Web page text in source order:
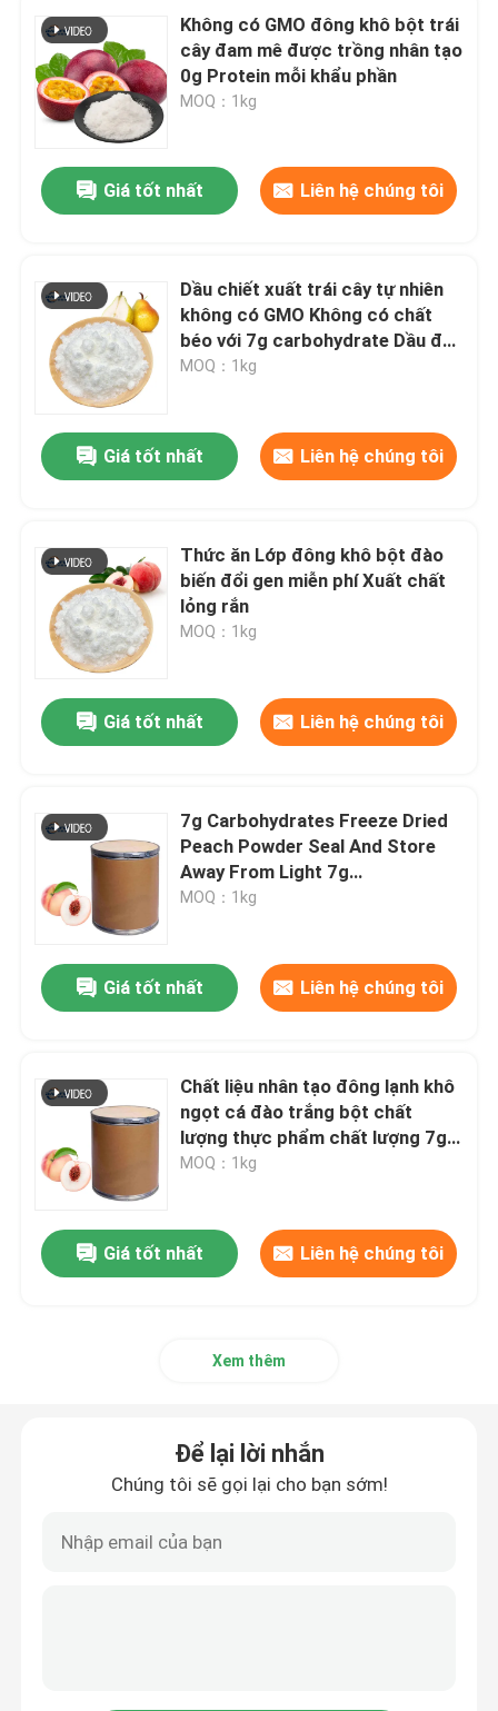
Để lại lời nhắn
Chúng tôi sẽ gọi lại cho bạn sớm!
Gửi đi
Không có GMO đông khô bột trái
cây đam mê được trồng nhân tạo
0g Protein mỗi khẩu phần
MOQ：1kg
Giá tốt nhất Liên hệ chúng tôi
Dầu chiết xuất trái cây tự nhiên
không có GMO Không có chất
béo với 7g carbohydrate Dầu đậu
tuyết khô đông lạnh
MOQ：1kg
Giá tốt nhất Liên hệ chúng tôi
Thức ăn Lớp đông khô bột đào
biến đổi gen miễn phí Xuất chất
lỏng rắn
MOQ：1kg
Giá tốt nhất Liên hệ chúng tôi
7g Carbohydrates Freeze Dried
Peach Powder Seal And Store
Away From Light 7g
Carbohydrate Làm lạnh bột đào
MOQ：1kg
Giá tốt nhất Liên hệ chúng tôi
Chất liệu nhân tạo đông lạnh khô
ngọt cá đào trắng bột chất
lượng thực phẩm chất lượng 7g
carbohydrate mỗi phần
MOQ：1kg
Giá tốt nhất Liên hệ chúng tôi
Xem thêm
Để lại lời nhắn
Chúng tôi sẽ gọi lại cho bạn sớm!